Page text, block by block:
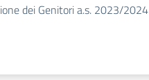
dei Genitori a.s. 2023/2024